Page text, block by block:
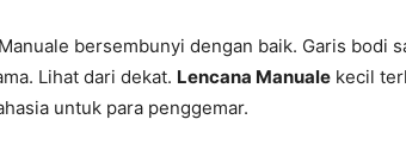
bersembunyi dengan baik. Garis bodi
Lihat dari dekat. Lencana Manuale kecil
untuk para penggemar.